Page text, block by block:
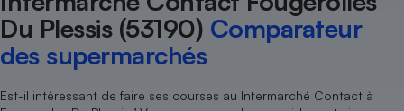
Du Plessis (53190) Comparateur
des supermarchés
Est-il intéressant de faire ses courses au Intermarché Contact à
Additifs
Organismes de défense
Système judiciairegratuit
Achat - Vente - Travaux
Location
électrique
Démarche administrative
Senior
Train
Transport aérien
Toutes les actualités
Enquêtes
Guides d'achat
Conseils
Tous les services
Tous nos combats
Nos actions
Nos grandes victoires
Les billets de la présidente
L’association
Nos missions
Notre méthodologie
Notre financement